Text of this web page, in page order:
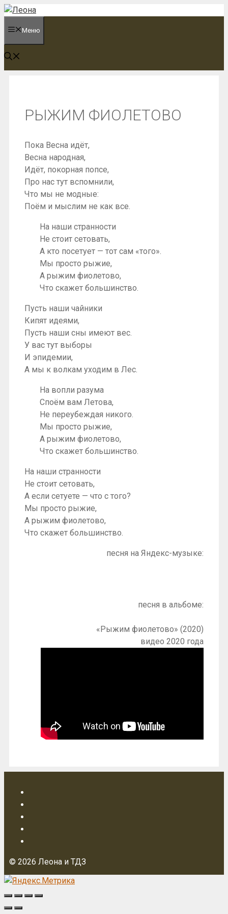
Перейти
содержимому
Меню
РЫЖИМ ФИОЛЕТОВО
Пока Весна идёт,
Весна народная,
Идёт, покорная попсе,
Про нас тут вспомнили,
Что мы не модные:
Поём и мыслим не как все.
На наши странности
Не стоит сетовать,
А кто посетует — тот сам «того».
Мы просто рыжие,
А рыжим фиолетово,
Что скажет большинство.
Пусть наши чайники
Кипят идеями,
Пусть наши сны имеют вес.
У вас тут выборы
И эпидемии,
А мы к волкам уходим в Лес.
На вопли разума
Споём вам Летова,
Не переубеждая никого.
Мы просто рыжие,
А рыжим фиолетово,
Что скажет большинство.
На наши странности
Не стоит сетовать,
А если сетуете — что с того?
Мы просто рыжие,
А рыжим фиолетово,
Что скажет большинство.
песня на Яндекс-музыке:
песня в альбоме:
«Рыжим фиолетово» (2020)
видео 2020 года
© 2026 Леона и ТДЗ